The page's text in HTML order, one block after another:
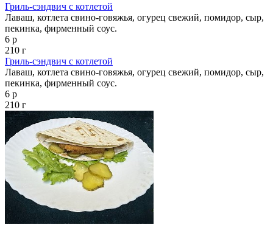
Гриль-сэндвич с котлетой
Лаваш, котлета свино-говяжья, огурец свежий, помидор, сыр,
пекинка, фирменный соус.
6 р
210 г
Гриль-сэндвич с котлетой
Лаваш, котлета свино-говяжья, огурец свежий, помидор, сыр,
пекинка, фирменный соус.
6 р
210 г